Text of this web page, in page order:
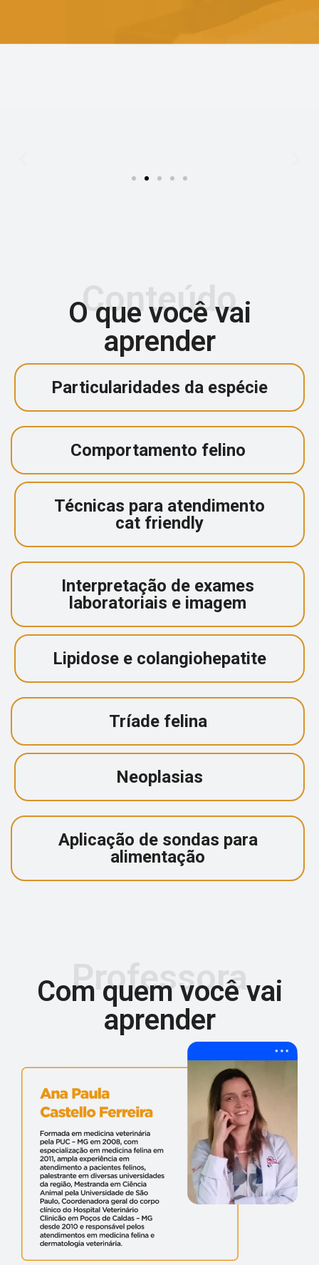
Conteúdo
O que você vai
aprender
Particularidades da espécie
Comportamento felino
Técnicas para atendimento
cat friendly
Interpretação de exames
laboratoriais e imagem
Lipidose e colangiohepatite
Tríade felina
Neoplasias
Aplicação de sondas para
alimentação
Professora
Com quem você vai
aprender